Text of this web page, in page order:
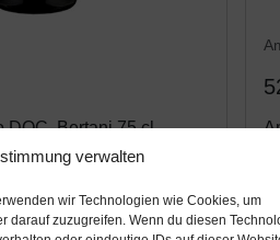
verwalten
wir Technologien wie Cookies, um
darauf zuzugreifen. Wenn du diesen
DOC, Bertani 75 cl,
Produkt ansehen*